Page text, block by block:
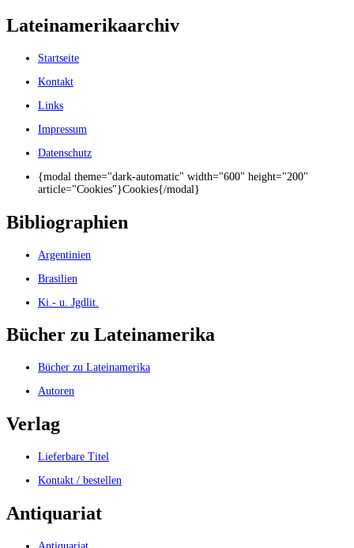
Lateinamerikaarchiv
Startseite
Kontakt
Links
Impressum
Datenschutz
{modal theme="dark-automatic" width="600" height="200"
article="Cookies"}Cookies{/modal}
Bibliographien
Argentinien
Brasilien
Ki.- u. Jgdlit.
Bücher zu Lateinamerika
Bücher zu Lateinamerika
Autoren
Verlag
Lieferbare Titel
Kontakt / bestellen
Antiquariat